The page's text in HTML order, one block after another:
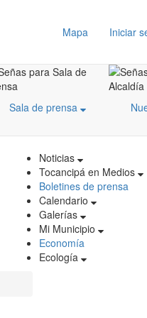
Mapa
Iniciar
Sala de prensa
Noticias
Tocancipá en Medios
Boletines de prensa
Calendario
Galerías
Mi Municipio
Economía
Ecología